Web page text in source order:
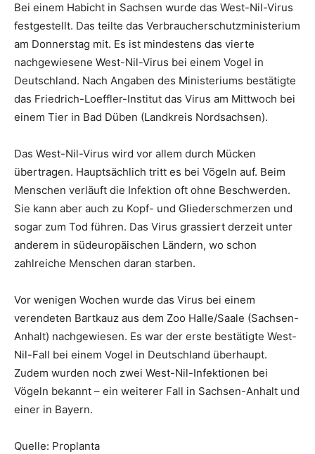
Bei einem Habicht in Sachsen wurde das West-Nil-Virus
festgestellt. Das teilte das Verbraucherschutzministerium
am Donnerstag mit. Es ist mindestens das vierte
nachgewiesene West-Nil-Virus bei einem Vogel in
Deutschland. Nach Angaben des Ministeriums bestätigte
das Friedrich-Loeffler-Institut das Virus am Mittwoch bei
einem Tier in Bad Düben (Landkreis Nordsachsen).
Das West-Nil-Virus wird vor allem durch Mücken
übertragen. Hauptsächlich tritt es bei Vögeln auf. Beim
Menschen verläuft die Infektion oft ohne Beschwerden.
Sie kann aber auch zu Kopf- und Gliederschmerzen und
sogar zum Tod führen. Das Virus grassiert derzeit unter
anderem in südeuropäischen Ländern, wo schon
zahlreiche Menschen daran starben.
Vor wenigen Wochen wurde das Virus bei einem
verendeten Bartkauz aus dem Zoo Halle/Saale (Sachsen-
Anhalt) nachgewiesen. Es war der erste bestätigte West-
Nil-Fall bei einem Vogel in Deutschland überhaupt.
Zudem wurden noch zwei West-Nil-Infektionen bei
Vögeln bekannt – ein weiterer Fall in Sachsen-Anhalt und
einer in Bayern.
Quelle: Proplanta